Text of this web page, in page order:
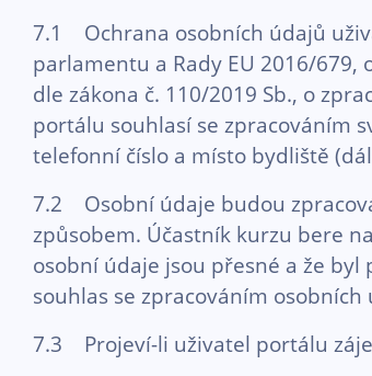
7.1 Ochrana osobních údajů
parlamentu a Rady EU 2016/679,
dle zákona č. 110/2019 Sb., o
portálu souhlasí se zpracováním
telefonní číslo a místo bydliště
7.2 Osobní údaje budou
způsobem. Účastník kurzu bere
osobní údaje jsou přesné a že
souhlas se zpracováním
7.3 Projeví-li uživatel portálu